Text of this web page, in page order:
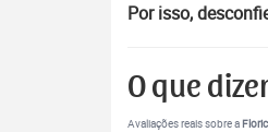
Por isso,
O que
Avaliações reais sobre a